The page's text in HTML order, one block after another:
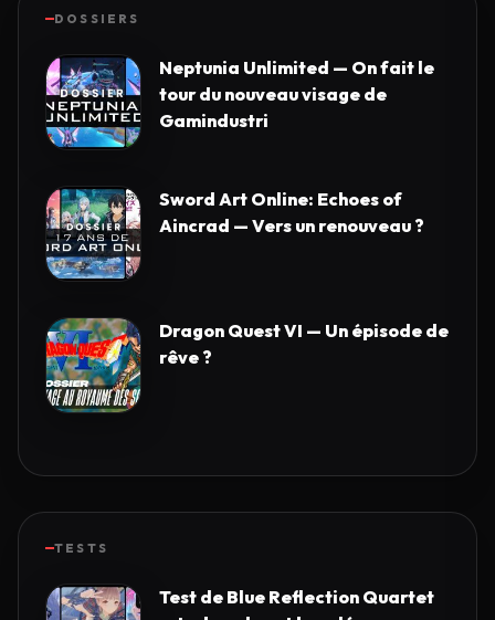
DOSSIERS
Neptunia Unlimited — On fait le
tour du nouveau visage de
Gamindustri
Sword Art Online: Echoes of
Aincrad — Vers un renouveau ?
Dragon Quest VI — Un épisode de
rêve ?
TESTS
Test de Blue Reflection Quartet